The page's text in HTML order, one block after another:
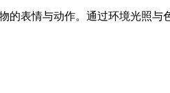
的表情与动作。通过环境光照与